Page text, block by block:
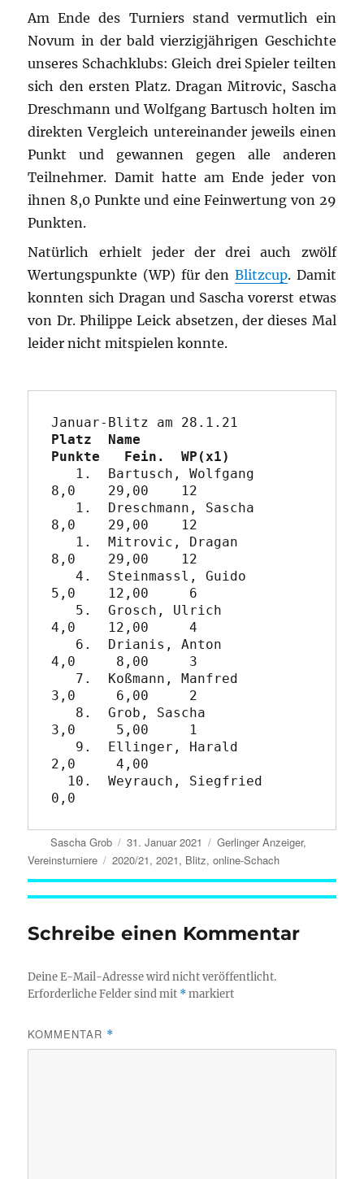
Am Ende des Turniers stand vermutlich ein
Novum in der bald vierzigjährigen Geschichte
unseres Schachklubs: Gleich drei Spieler teilten
sich den ersten Platz. Dragan Mitrovic, Sascha
Dreschmann und Wolfgang Bartusch holten im
direkten Vergleich untereinander jeweils einen
Punkt und gewannen gegen alle anderen
Teilnehmer. Damit hatte am Ende jeder von
ihnen 8,0 Punkte und eine Feinwertung von 29
Punkten.
Natürlich erhielt jeder der drei auch zwölf
Wertungspunkte (WP) für den Blitzcup. Damit
konnten sich Dragan und Sascha vorerst etwas
von Dr. Philippe Leick absetzen, der dieses Mal
leider nicht mitspielen konnte.
Platz  Name
Punkte   Fein.  WP(x1)
8,0    29,00    12
8,0    29,00    12
8,0    29,00    12
   4.  Steinmassl, Guido
5,0    12,00     6
4,0    12,00     4
4,0     8,00     3
3,0     6,00     2
3,0     5,00     1
2,0     4,00
Autor
Sascha Grob
Veröffentlicht
am
31. Januar 2021 Kategorien
Gerlinger Anzeiger,
Vereinsturniere
Schlagwörter
2020/21,2021, Blitz,online-Schach
Schreibe einen Kommentar
Deine E-Mail-Adresse wird nicht veröffentlicht.
Erforderliche Felder sind mit *markiert
KOMMENTAR *